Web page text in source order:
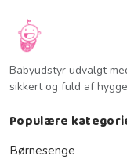
Babyudstyr udvalgt
sikkert og fuld af
Populære
Børnesenge